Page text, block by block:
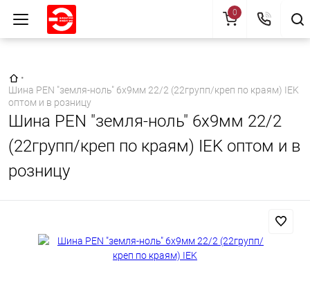
Главная страница
•
Шина PEN "земля-ноль" 6х9мм 22/2 (22групп/креп по краям) IEK
оптом и в розницу
Шина PEN "земля-ноль" 6х9мм 22/2
(22групп/креп по краям) IEK оптом и в
розницу
0